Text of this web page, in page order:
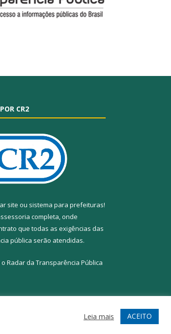
CR2
site ou sistema para prefeituras!
completa, onde
que todas as exigências das
pública serão atendidas.
o Radar da Transparência Pública
Acessar Webmail
Leia mais ACEITO